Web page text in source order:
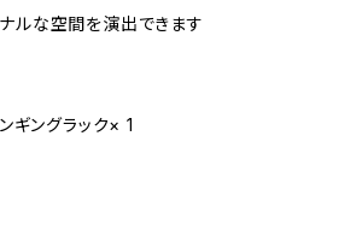
ルな空間を演出できます
ギングラック× 1